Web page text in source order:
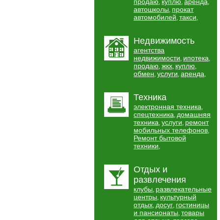
, , ,
автошколы, прокат
автомобилей, такси,
Недвижимость
агентства
недвижимости, ипотека,
продаю, жкх, куплю,
обмен, услуги, аренда,
Техника
электронная техника,
спецтехника, домашняя
техника, услуги, ремонт
мобильных телефонов,
Ремонт бытовой
техники,
Отдых и
развлечения
клубы, развлекательные
центры, культурный
отдых, досуг, гостиницы
и пансионаты, товары